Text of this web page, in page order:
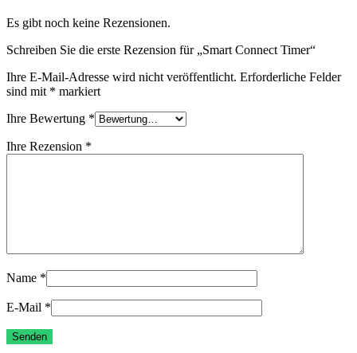
Es gibt noch keine Rezensionen.
Schreiben Sie die erste Rezension für „Smart Connect Timer“
Ihre E-Mail-Adresse wird nicht veröffentlicht. Erforderliche Felder
sind mit * markiert
Ihre Bewertung *
Ihre Rezension *
Name *
E-Mail *